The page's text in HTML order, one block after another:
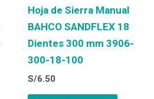
Hoja de Sierra Manual
BAHCO SANDFLEX 18
Dientes 300 mm 3906-
300-18-100
S/6.50